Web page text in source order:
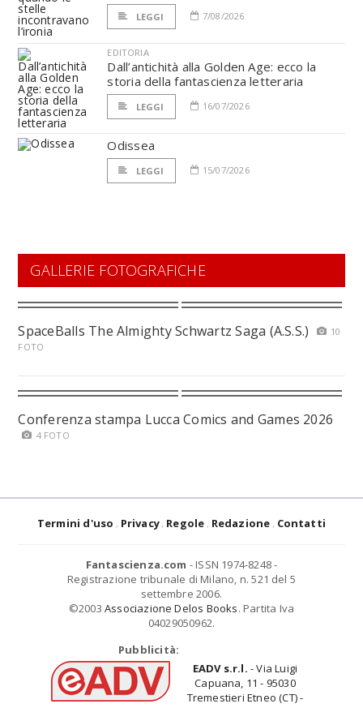
LEGGI 7/08/2026
EDITORIA
Dall’antichità alla Golden Age: ecco la
storia della fantascienza letteraria
LEGGI 16/07/2026
Odissea
LEGGI 15/07/2026
GALLERIE FOTOGRAFICHE
SpaceBalls The Almighty Schwartz Saga (A.S.S.)
10
FOTO
Conferenza stampa Lucca Comics and Games 2026
4 FOTO
Termini d'uso Privacy Regole Redazione Contatti
Fantascienza.com - ISSN 1974-8248 -
Registrazione tribunale di Milano, n. 521 del 5
settembre 2006.
©2003 Associazione Delos Books. Partita Iva
04029050962.
Pubblicità:
EADV s.r.l. - Via Luigi
Capuana, 11 - 95030
Tremestieri Etneo (CT) -